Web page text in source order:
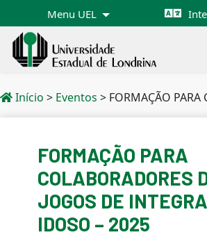
Menu UEL
Início > Eventos > FORMAÇÃO PARA COLABORADORES
FORMAÇÃO PARA
COLABORADORES
JOGOS DE
IDOSO – 2025